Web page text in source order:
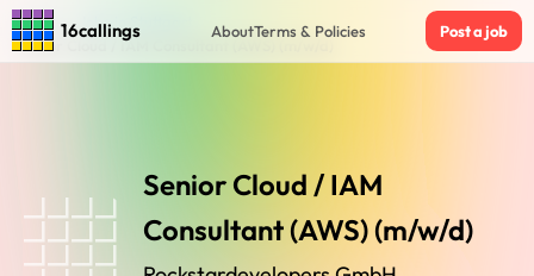
16callings AboutTerms & Policies Post a job
Home Jobs in Stuttgart
Senior Cloud / IAM Consultant (AWS) (m/w/d)
Senior Cloud / IAM
Consultant (AWS) (m/w/d)